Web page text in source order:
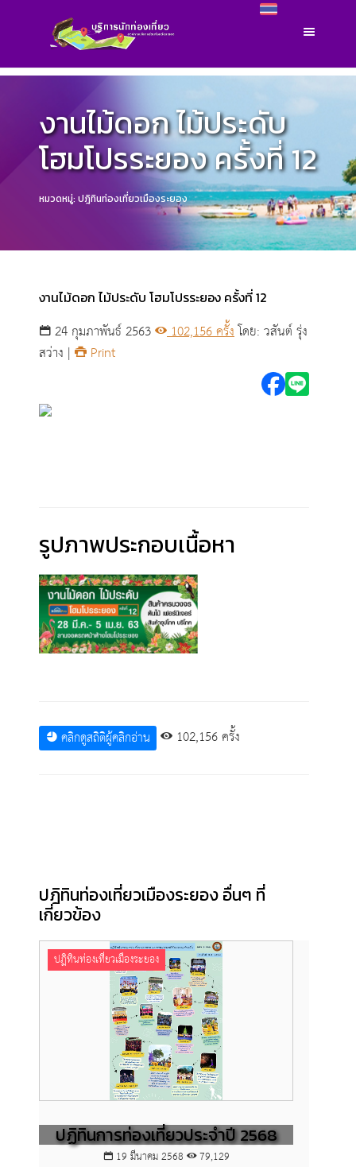
งานไม้ดอก ไม้ประดับ
โฮมโปรระยอง ครั้งที่ 12
หมวดหมู่: ปฎิทินท่องเที่ยวเมืองระยอง
งานไม้ดอก ไม้ประดับ โฮมโปรระยอง ครั้งที่ 12
24 กุมภาพันธ์ 2563 102,156 ครั้งโดย: วสันต์ รุ่ง
สว่าง |
Print
รูปภาพประกอบเนื้อหา
คลิกดูสถิติผู้คลิกอ่าน 102,156 ครั้ง
ปฎิทินท่องเที่ยวเมืองระยอง อื่นๆ ที่
เกี่ยวข้อง
ปฎิทินท่องเที่ยวเมืองระยอง
ปฏิทินการท่องเที่ยวประจำปี 2568
19 มีนาคม 2568 79,129